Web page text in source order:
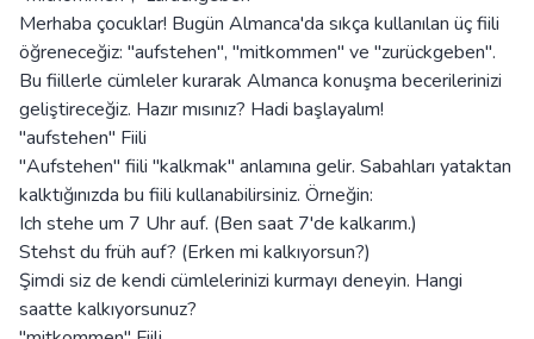
Merhaba çocuklar! Bugün Almanca'da sıkça kullanılan üç fiili
öğreneceğiz: "aufstehen", "mitkommen" ve "zurückgeben".
Bu fiillerle cümleler kurarak Almanca konuşma becerilerinizi
geliştireceğiz. Hazır mısınız? Hadi başlayalım!
"aufstehen" Fiili
"Aufstehen" fiili "kalkmak" anlamına gelir. Sabahları yataktan
kalktığınızda bu fiili kullanabilirsiniz. Örneğin:
Ich stehe um 7 Uhr auf. (Ben saat 7'de kalkarım.)
Stehst du früh auf? (Erken mi kalkıyorsun?)
Şimdi siz de kendi cümlelerinizi kurmayı deneyin. Hangi
saatte kalkıyorsunuz?